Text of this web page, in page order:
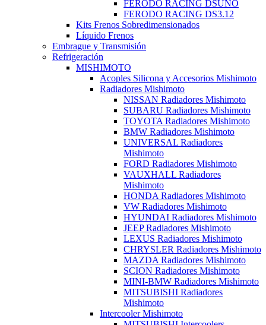
FERODO RACING DSUNO
FERODO RACING DS3.12
Kits Frenos Sobredimensionados
Líquido Frenos
Embrague y Transmisión
Refrigeración
MISHIMOTO
Acoples Silicona y Accesorios Mishimoto
Radiadores Mishimoto
NISSAN Radiadores Mishimoto
SUBARU Radiadores Mishimoto
TOYOTA Radiadores Mishimoto
BMW Radiadores Mishimoto
UNIVERSAL Radiadores
Mishimoto
FORD Radiadores Mishimoto
VAUXHALL Radiadores
Mishimoto
HONDA Radiadores Mishimoto
VW Radiadores Mishimoto
HYUNDAI Radiadores Mishimoto
JEEP Radiadores Mishimoto
LEXUS Radiadores Mishimoto
CHRYSLER Radiadores Mishimoto
MAZDA Radiadores Mishimoto
SCION Radiadores Mishimoto
MINI-BMW Radiadores Mishimoto
MITSUBISHI Radiadores
Mishimoto
Intercooler Mishimoto